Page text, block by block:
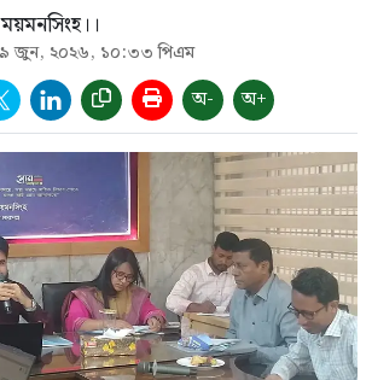
৯ জুন, ২০২৬, ১০:৩৩ পিএম
অ- অ+